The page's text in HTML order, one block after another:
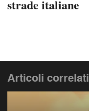
strade italiane
Articoli correlati